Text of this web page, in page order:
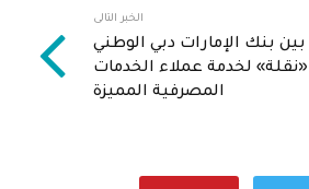
الخبر التالى
بنك الإمارات دبي الوطني
لخدمة عملاء الخدمات
المصرفية المميزة